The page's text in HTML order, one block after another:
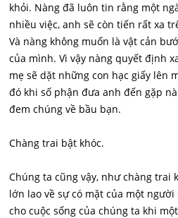
khỏi. Nàng đã luôn tin rằng một
nhiều việc, anh sẽ còn tiến rất xa
Và nàng không muốn là vật cản
của mình. Vì vậy nàng quyết định
mẹ sẽ dặt những con hạc giấy lên
đó khi số phận đưa anh đến gặp
đem chúng về bầu bạn.
Chàng trai bật khóc.
Chúng ta cũng vậy, như chàng trai
lớn lao về sự có mặt của một
cho cuộc sống của chúng ta khi